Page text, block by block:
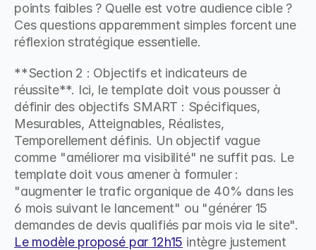
points faibles ? Quelle est votre audience cible ?
Ces questions apparemment simples forcent une
réflexion stratégique essentielle.
**Section 2 : Objectifs et indicateurs de
réussite**. Ici, le template doit vous pousser à
définir des objectifs SMART : Spécifiques,
Mesurables, Atteignables, Réalistes,
Temporellement définis. Un objectif vague
comme "améliorer ma visibilité" ne suffit pas. Le
template doit vous amener à formuler :
"augmenter le trafic organique de 40% dans les
6 mois suivant le lancement" ou "générer 15
Le modèle proposé par 12h15 intègre justement